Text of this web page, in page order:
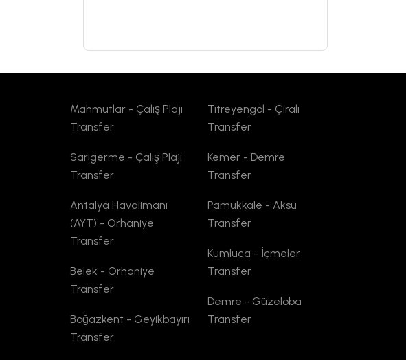
Mahmutlar - Çalış Plajı
Transfer
Sarıgerme - Çalış Plajı
Transfer
Antalya Havalimanı
(AYT) - Orhaniye
Transfer
Belek - Orhaniye
Transfer
Boğazkent - Geyikbayırı
Transfer
Titreyengöl - Çıralı
Transfer
Kemer - Demre
Transfer
Pamukkale - Aksu
Transfer
Kumluca - İçmeler
Transfer
Demre - Güzeloba
Transfer